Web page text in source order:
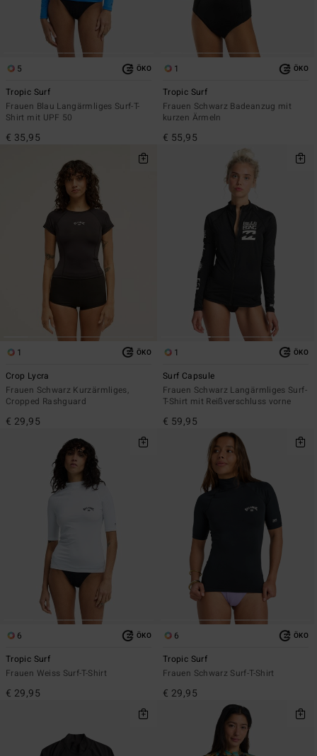
5 ÖKO
Tropic Surf
Frauen Blau Langärmliges Surf-T-
Shirt mit UPF 50
€ 35,95
1 ÖKO
Tropic Surf
Frauen Schwarz Badeanzug mit
kurzen Ärmeln
€ 55,95
1 ÖKO
Crop Lycra
Frauen Schwarz Kurzärmliges,
Cropped Rashguard
€ 29,95
1 ÖKO
Surf Capsule
Frauen Schwarz Langärmliges Surf-
T-Shirt mit Reißverschluss vorne
€ 59,95
6 ÖKO
Tropic Surf
Frauen Weiss Surf-T-Shirt
€ 29,95
6 ÖKO
Tropic Surf
Frauen Schwarz Surf-T-Shirt
€ 29,95